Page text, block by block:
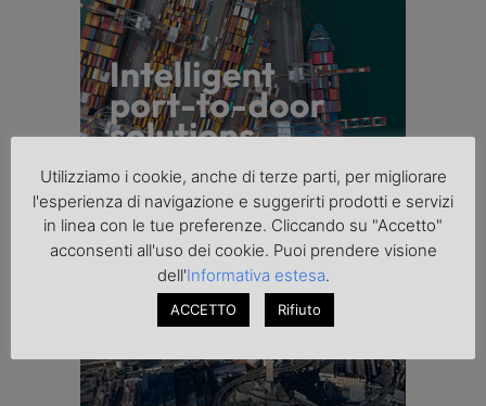
Utilizziamo i cookie, anche di terze parti, per migliorare
l'esperienza di navigazione e suggerirti prodotti e servizi
in linea con le tue preferenze. Cliccando su "Accetto"
acconsenti all'uso dei cookie. Puoi prendere visione
dell'Informativa estesa.
ACCETTO Rifiuto